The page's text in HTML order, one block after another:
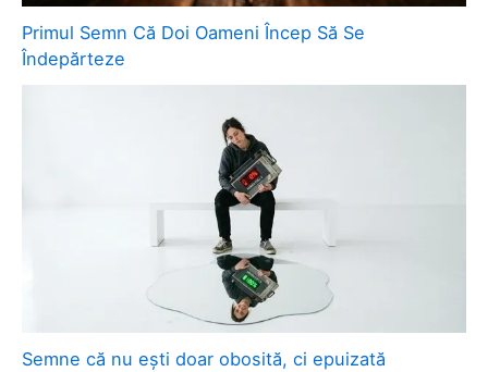
Primul Semn Că Doi Oameni Încep Să Se
Îndepărteze
Semne că nu ești doar obosită, ci epuizată